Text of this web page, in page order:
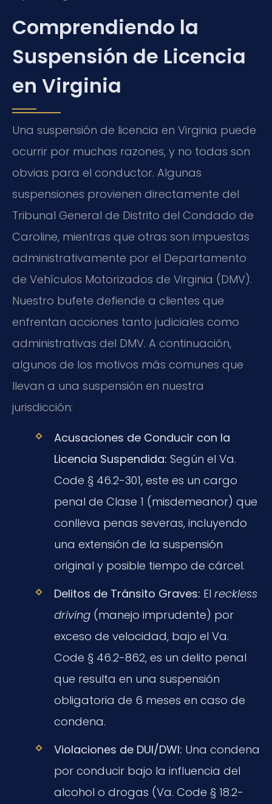
Comprendiendo la
Suspensión de Licencia
en Virginia
Una suspensión de licencia en Virginia puede
ocurrir por muchas razones, y no todas son
obvias para el conductor. Algunas
suspensiones provienen directamente del
Tribunal General de Distrito del Condado de
Caroline, mientras que otras son impuestas
administrativamente por el Departamento
de Vehículos Motorizados de Virginia (DMV).
Nuestro bufete defiende a clientes que
enfrentan acciones tanto judiciales como
administrativas del DMV. A continuación,
algunos de los motivos más comunes que
llevan a una suspensión en nuestra
jurisdicción:
Acusaciones de Conducir con la
Licencia Suspendida: Según el Va.
Code § 46.2-301, este es un cargo
penal de Clase 1 (misdemeanor) que
conlleva penas severas, incluyendo
una extensión de la suspensión
original y posible tiempo de cárcel.
Delitos de Tránsito Graves: El reckless
driving(manejo imprudente) por
exceso de velocidad, bajo el Va.
Code § 46.2-862, es un delito penal
que resulta en una suspensión
obligatoria de 6 meses en caso de
condena.
Violaciones de DUI/DWI: Una condena
por conducir bajo la influencia del
alcohol o drogas (Va. Code § 18.2-